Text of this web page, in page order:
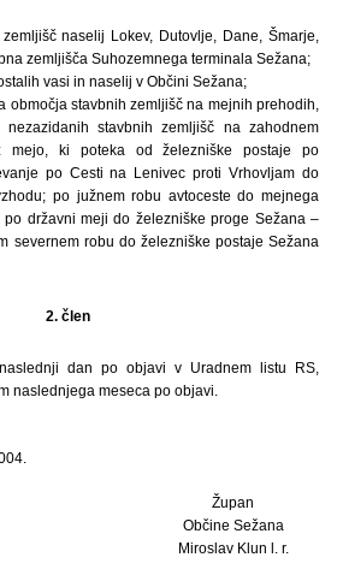
naselij Lokev, Dutovlje, Dane, Šmarje,
zemljišča Suhozemnega terminala Sežana;
vasi in naselij v Občini Sežana;
območja stavbnih zemljišč na mejnih prehodih,
stavbnih zemljišč na zahodnem
mejo, ki poteka od železniške postaje po
po Cesti na Lenivec proti Vrhovljam do
po južnem robu avtoceste do mejnega
državni meji do železniške proge Sežana –
severnem robu do železniške postaje Sežana
2. člen
dan po objavi v Uradnem listu RS,
naslednjega meseca po objavi.
Župan
Občine Sežana
Miroslav Klun l. r.